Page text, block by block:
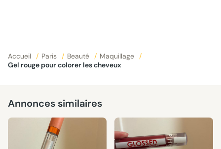
Accueil / Paris / Beauté / Maquillage
/
Gel rouge pour colorer les cheveux
Annonces similaires